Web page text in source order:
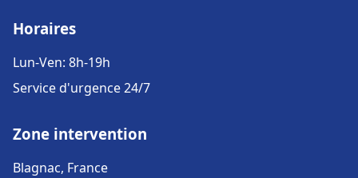
Horaires
Lun-Ven: 8h-19h
Service d'urgence 24/7
Zone intervention
Blagnac, France